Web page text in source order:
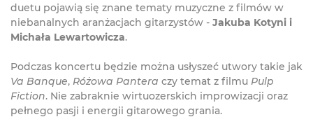
duetu pojawią się znane tematy muzyczne z filmów w
niebanalnych aranżacjach gitarzystów - Jakuba Kotyni i
Michała Lewartowicza.
Podczas koncertu będzie można usłyszeć utwory takie jak
Va Banque, Różowa Pantera czy temat z filmu Pulp
Fiction. Nie zabraknie wirtuozerskich improwizacji oraz
pełnego pasji i energii gitarowego grania.